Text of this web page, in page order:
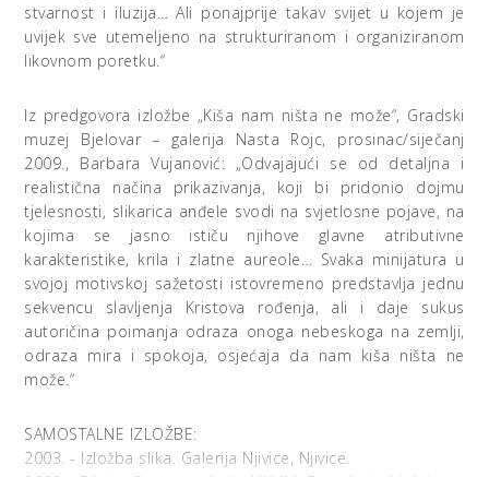
stvarnost i iluzija… Ali ponajprije takav svijet u kojem je
uvijek sve utemeljeno na strukturiranom i organiziranom
likovnom poretku.“
Iz predgovora izložbe „Kiša nam ništa ne može“, Gradski
muzej Bjelovar – galerija Nasta Rojc, prosinac/siječanj
2009., Barbara Vujanović: „Odvajajući se od detaljna i
realistična načina prikazivanja, koji bi pridonio dojmu
tjelesnosti, slikarica anđele svodi na svjetlosne pojave, na
kojima se jasno ističu njihove glavne atributivne
karakteristike, krila i zlatne aureole… Svaka minijatura u
svojoj motivskoj sažetosti istovremeno predstavlja jednu
sekvencu slavljenja Kristova rođenja, ali i daje sukus
autoričina poimanja odraza onoga nebeskoga na zemlji,
odraza mira i spokoja, osjećaja da nam kiša ništa ne
može.“
SAMOSTALNE IZLOŽBE:
2003. - Izložba slika. Galerija Njivice, Njivice.